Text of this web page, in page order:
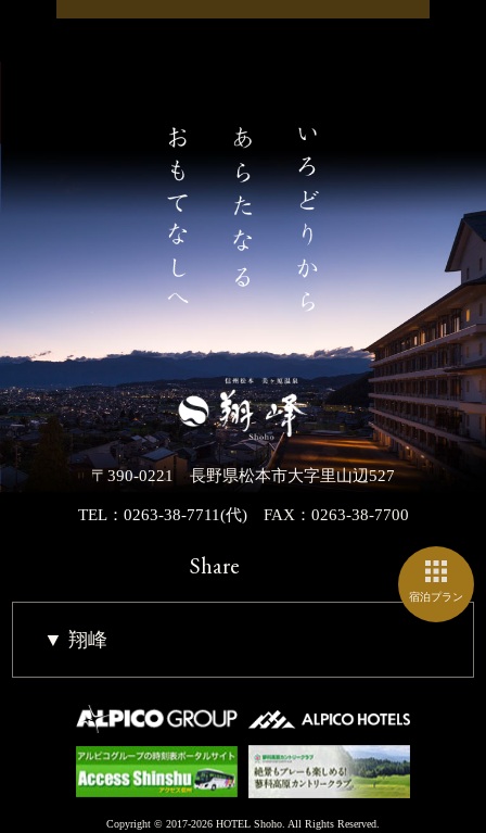
宿泊プラン
〒390-0221 長野県松本市大字里山辺527
TEL：0263-38-7711(代)FAX：0263-38-7700
Share
翔峰
Copyright © 2017-2026 HOTEL Shoho. All Rights Reserved.